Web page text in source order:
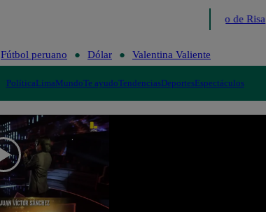
Me Caigo de Risa
Fútbol peruano Dólar Valentina Valiente
PolíticaLimaMundoTe ayudoTendenciasDeportesEspectáculos